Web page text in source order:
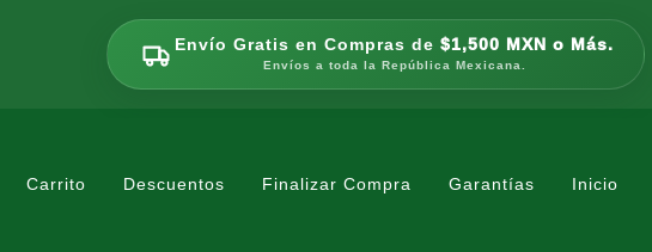
Envío Gratis en Compras de $1,500 MXN o Más.
Envíos a toda la República Mexicana.
Carrito Descuentos Finalizar Compra Garantías Inicio